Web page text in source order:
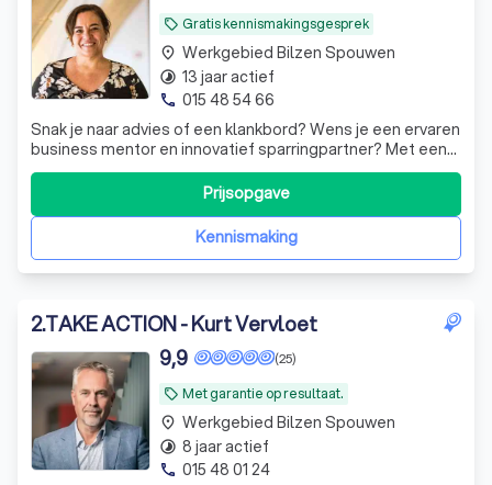
local_offer Gratis kennismakingsgesprek
Snak je naar advies of een klankbord? Wens je een ervaren
business mentor en innovatief sparringpartner? Met een
directe no-nonsense aanpak gaan we samen voor
keiharde resultaten. Let's meet!
Kennismaking
Prijsopgave
place Werkgebied Bilzen Spouwen
timelapse 13 jaar actief
phone 015 48 54 66
2.TAKE ACTION - Kurt Vervloet
local_offer Met garantie op resultaat.
(25)
9,9
place Werkgebied Bilzen Spouwen
timelapse 8 jaar actief
phone 015 48 01 24